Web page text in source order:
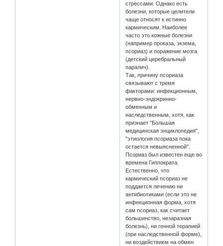
стрессами. Однако есть
болезни, которые целители
чаще относят к истинно
кармическим. Наиболее
часто это кожные болезни
(например проказа, экзема,
псориаз) и поражение мозга
(детский церебральный
паралич).
Так, причину псориаза
связывают с тремя
факторами: инфекционным,
нервно-эндокринно-
обменным и
наследственным, хотя, как
признает "Большая
медицинская энциклопедия",
"этиология псориаза пока
остается невыясненной".
Псориаз был известен еще во
времена Гиппократа.
Естественно, что
кармический псориаз не
поддается лечению ни
антибиотиками (если это не
инфекционная форма, хотя
сам псориаз, как считает
большинство, незаразная
болезнь), ни генной терапией
(при наследственной форме),
ни воздействием на обмен